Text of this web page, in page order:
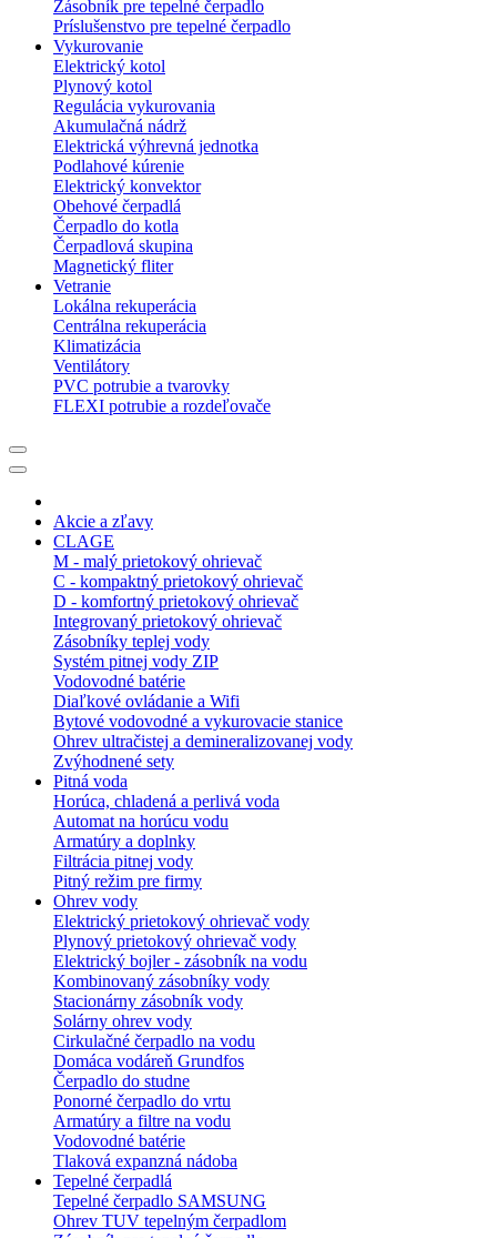
Zásobník pre tepelné čerpadlo
Príslušenstvo pre tepelné čerpadlo
Vykurovanie
Elektrický kotol
Plynový kotol
Regulácia vykurovania
Akumulačná nádrž
Elektrická výhrevná jednotka
Podlahové kúrenie
Elektrický konvektor
Obehové čerpadlá
Čerpadlo do kotla
Čerpadlová skupina
Magnetický fliter
Vetranie
Lokálna rekuperácia
Centrálna rekuperácia
Klimatizácia
Ventilátory
PVC potrubie a tvarovky
FLEXI potrubie a rozdeľovače
Akcie a zľavy
CLAGE
M - malý prietokový ohrievač
C - kompaktný prietokový ohrievač
D - komfortný prietokový ohrievač
Integrovaný prietokový ohrievač
Zásobníky teplej vody
Systém pitnej vody ZIP
Vodovodné batérie
Diaľkové ovládanie a Wifi
Bytové vodovodné a vykurovacie stanice
Ohrev ultračistej a demineralizovanej vody
Zvýhodnené sety
Pitná voda
Horúca, chladená a perlivá voda
Automat na horúcu vodu
Armatúry a doplnky
Filtrácia pitnej vody
Pitný režim pre firmy
Ohrev vody
Elektrický prietokový ohrievač vody
Plynový prietokový ohrievač vody
Elektrický bojler - zásobník na vodu
Kombinovaný zásobníky vody
Stacionárny zásobník vody
Solárny ohrev vody
Cirkulačné čerpadlo na vodu
Domáca vodáreň Grundfos
Čerpadlo do studne
Ponorné čerpadlo do vrtu
Armatúry a filtre na vodu
Vodovodné batérie
Tlaková expanzná nádoba
Tepelné čerpadlá
Tepelné čerpadlo SAMSUNG
Ohrev TUV tepelným čerpadlom